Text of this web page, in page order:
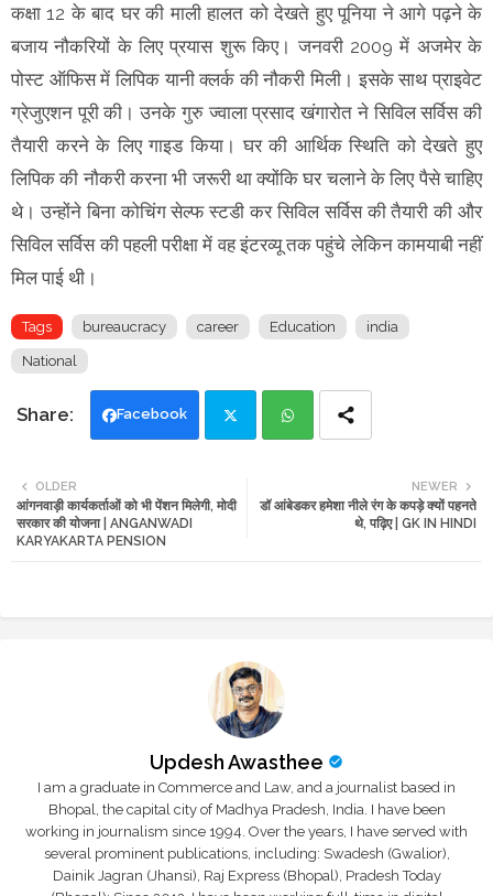
कक्षा 12 के बाद घर की माली हालत को देखते हुए पूनिया ने आगे पढ़ने के
बजाय नौकरियों के लिए प्रयास शुरू किए। जनवरी 2009 में अजमेर के
पोस्ट ऑफिस में लिपिक यानी क्लर्क की नौकरी मिली। इसके साथ प्राइवेट
ग्रेजुएशन पूरी की। उनके गुरु ज्वाला प्रसाद खंगारोत ने सिविल सर्विस की
तैयारी करने के लिए गाइड किया। घर की आर्थिक स्थिति को देखते हुए
लिपिक की नौकरी करना भी जरूरी था क्योंकि घर चलाने के लिए पैसे चाहिए
थे। उन्होंने बिना कोचिंग सेल्फ स्टडी कर सिविल सर्विस की तैयारी की और
सिविल सर्विस की पहली परीक्षा में वह इंटरव्यू तक पहुंचे लेकिन कामयाबी नहीं
मिल पाई थी।
Tags bureaucracy career Education india
National
Facebook
tte ats
NEWER
डॉ आंबेडकर हमेशा नीले रंग के कपड़े क्यों पहनते
थे, पढ़िए | GK IN HINDI
OLDER
आंगनवाड़ी कार्यकर्ताओं को भी पेंशन मिलेगी, मोदी
सरकार की योजना | ANGANWADI
KARYAKARTA PENSION
Updesh Awasthee
I am a graduate in Commerce and Law, and a journalist based in
Bhopal, the capital city of Madhya Pradesh, India. I have been
working in journalism since 1994. Over the years, I have served with
several prominent publications, including: Swadesh (Gwalior),
Dainik Jagran (Jhansi), Raj Express (Bhopal), Pradesh Today